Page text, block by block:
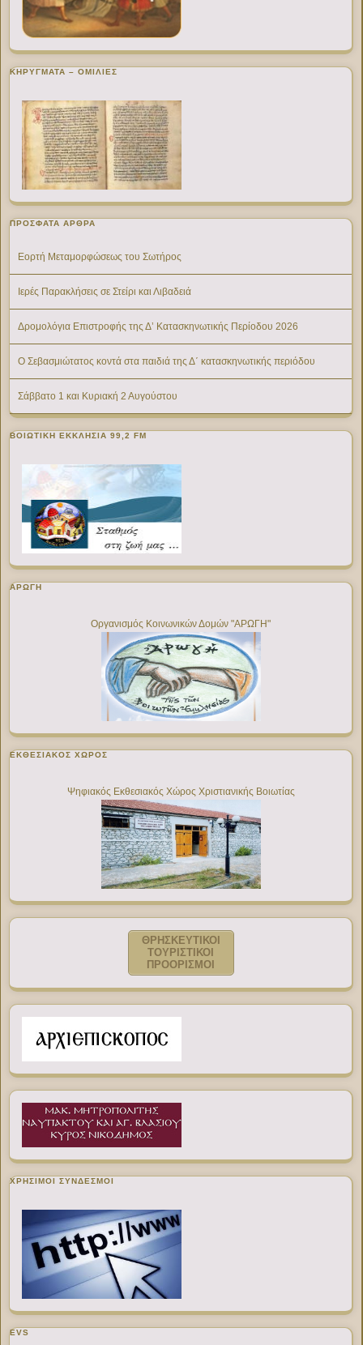
ΚΗΡΥΓΜΑΤΑ – ΟΜΙΛΙΕΣ
ΠΡΌΣΦΑΤΑ ΆΡΘΡΑ
Εορτή Μεταμορφώσεως του Σωτήρος
Ιερές Παρακλήσεις σε Στείρι και Λιβαδειά
Δρομολόγια Επιστροφής της Δ’ Κατασκηνωτικής Περίοδου 2026
Ο Σεβασμιώτατος κοντά στα παιδιά της Δ΄ κατασκηνωτικής περιόδου
Σάββατο 1 και Κυριακή 2 Αυγούστου
ΒΟΙΩΤΙΚΉ ΕΚΚΛΗΣΊΑ 99,2 FM
ΑΡΩΓΗ
Οργανισμός Κοινωνικών Δομών "ΑΡΩΓΗ"
ΕΚΘΕΣΙΑΚΌΣ ΧΏΡΟΣ
Ψηφιακός Εκθεσιακός Χώρος Χριστιανικής Βοιωτίας
ΘΡΗΣΚΕΥΤΙΚΟΙ
ΤΟΥΡΙΣΤΙΚΟΙ
ΠΡΟΟΡΙΣΜΟΙ
ΧΡΉΣΙΜΟΙ ΣΎΝΔΕΣΜΟΙ
EVS